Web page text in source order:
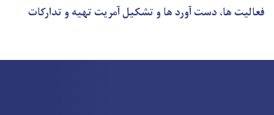
فعالیت ها، دست آورد ها و تشکیل آمریت تهیه و تدارکات